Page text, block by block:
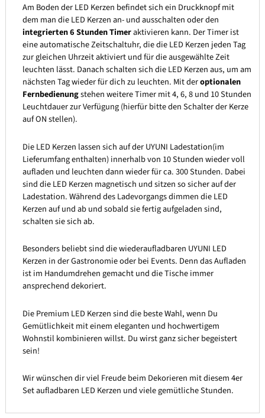
Am Boden der LED Kerzen befindet sich ein Druckknopf mit
dem man die LED Kerzen an- und ausschalten oder den
integrierten 6 Stunden Timeraktivieren kann. Der Timer ist
eine automatische Zeitschaltuhr, die die LED Kerzen jeden Tag
zur gleichen Uhrzeit aktiviert und für die ausgewählte Zeit
leuchten lässt. Danach schalten sich die LED Kerzen aus, um am
nächsten Tag wieder für dich zu leuchten. Mit deroptionalen
Fernbedienungstehen weitere Timer mit 4, 6, 8 und 10 Stunden
Leuchtdauer zur Verfügung (hierfür bitte den Schalter der Kerze
auf ON stellen).
Die LED Kerzen lassen sich auf der UYUNI Ladestation(im
Lieferumfang enthalten) innerhalb von 10 Stunden wieder voll
aufladen und leuchten dann wieder für ca. 300 Stunden. Dabei
sind die LED Kerzen magnetisch und sitzen so sicher auf der
Ladestation. Während des Ladevorgangs dimmen die LED
Kerzen auf und ab und sobald sie fertig aufgeladen sind,
schalten sie sich ab.
Besonders beliebt sind die wiederaufladbaren UYUNI LED
Kerzen in der Gastronomie oder bei Events. Denn das Aufladen
ist im Handumdrehen gemacht und die Tische immer
ansprechend dekoriert.
Die Premium LED Kerzen sind die beste Wahl, wenn Du
Gemütlichkeit mit einem eleganten und hochwertigem
Wohnstil kombinieren willst. Du wirst ganz sicher begeistert
sein!
Wir wünschen dir viel Freude beim Dekorieren mit diesem 4er
Set aufladbaren LED Kerzen und viele gemütliche Stunden.